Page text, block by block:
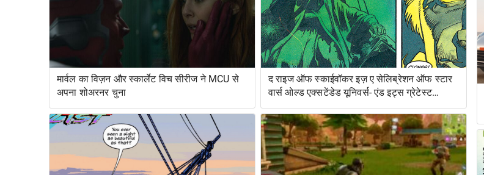
मार्वल का विज़न और स्कार्लेट विच सीरीज ने MCU से
अपना शोअरनर चुना
द राइज ऑफ स्काईवॉकर इज़ ए सेलिब्रेशन ऑफ स्टार
वार्स ओल्ड एक्सटेंडेड यूनिवर्स- एंड इट्स ग्रेटेस्ट
रेस्ट्यूडिएशन